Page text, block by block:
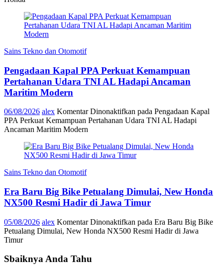
Sains Tekno dan Otomotif
Pengadaan Kapal PPA Perkuat Kemampuan
Pertahanan Udara TNI AL Hadapi Ancaman
Maritim Modern
06/08/2026 alex Komentar Dinonaktifkan pada Pengadaan Kapal
PPA Perkuat Kemampuan Pertahanan Udara TNI AL Hadapi
Ancaman Maritim Modern
Sains Tekno dan Otomotif
Era Baru Big Bike Petualang Dimulai, New Honda
NX500 Resmi Hadir di Jawa Timur
05/08/2026 alex Komentar Dinonaktifkan pada Era Baru Big Bike
Petualang Dimulai, New Honda NX500 Resmi Hadir di Jawa
Timur
Sbaiknya Anda Tahu